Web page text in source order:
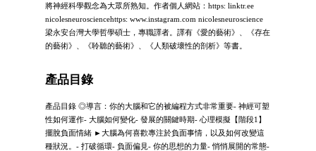
將神經科學觀念為大眾所熟知。作者個人網站：https: linktr.ee
nicolesneurosciencehttps: www.instagram.com nicolesneuroscience
梁永安台灣大學哲學碩士，專職譯者。譯有《愛的藝術》、《存在
的藝術》、《聆聽的藝術》、《人類破壞性的剖析》等書。
產品目錄
產品目錄 ◎導言：你的大腦和它的被編程方式非常重要- 神經可塑
性如何運作- 大腦如何變化- 發展的關鍵時期- 心理模擬【階段1】
擺脫負面情緒 ►大腦為何喜歡專注於負面事情，以及如何改變這
種狀況。- 打破循環- 負面偏見- 你的思想的力量- 悄悄展開的常態-